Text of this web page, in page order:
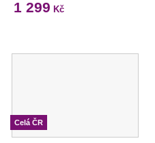
1 299 Kč
Celá ČR